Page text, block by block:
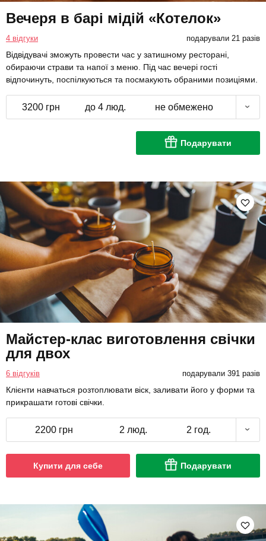
Вечеря в барі мідій «Котелок»
4 відгуки подарували 21 разів
Відвідувачі зможуть провести час у затишному ресторані,
обираючи страви та напої з меню. Під час вечері гості
відпочинуть, поспілкуються та посмакують обраними позиціями.
3200 грн до 4 люд. не обмежено
Подарувати
Майстер-клас виготовлення свічки
для двох
6 відгуків подарували 391 разів
Клієнти навчаться розтоплювати віск, заливати його у форми та
прикрашати готові свічки.
2200 грн 2 люд. 2 год.
Купити для себе Подарувати